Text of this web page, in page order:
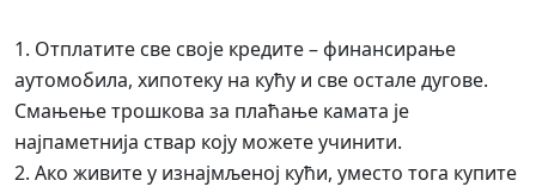
Отплатите све своје кредите – финансирање
аутомобила, хипотеку на кућу и све остале дугове.
Смањење трошкова за плаћање камата је
најпаметнија ствар коју можете учинити.
Ако живите у изнајмљеној кући, уместо тога купите